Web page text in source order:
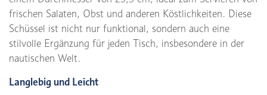
frischen Salaten, Obst und anderen Köstlichkeiten. Diese
Schüssel ist nicht nur funktional, sondern auch eine
stilvolle Ergänzung für jeden Tisch, insbesondere in der
nautischen Welt.
Langlebig und Leicht